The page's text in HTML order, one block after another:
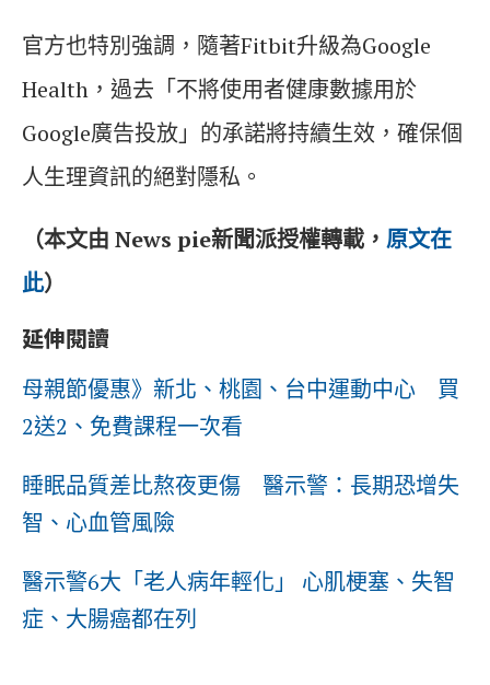
官方也特別強調，隨著Fitbit升級為Google
Health，過去「不將使用者健康數據用於
Google廣告投放」的承諾將持續生效，確保個
人生理資訊的絕對隱私。
（本文由 News pie新聞派授權轉載， 原文在
此）
延伸閱讀
母親節優惠》新北、桃園、台中運動中心 買
2送2、免費課程一次看
睡眠品質差比熬夜更傷 醫示警：長期恐增失
智、心血管風險
醫示警6大「老人病年輕化」 心肌梗塞、失智
症、大腸癌都在列